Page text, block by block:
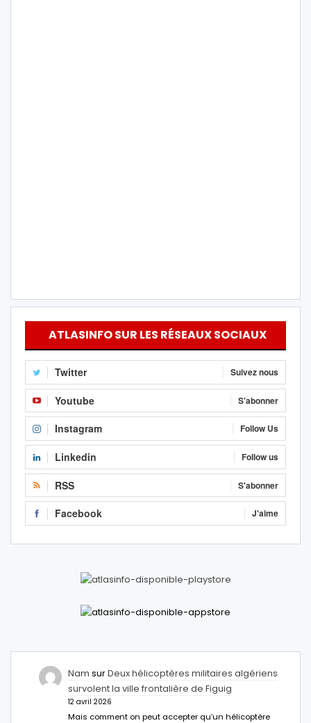
ATLASINFO SUR LES RÉSEAUX SOCIAUX
Twitter Suivez nous
Youtube S'abonner
Instagram Follow Us
Linkedin Follow us
RSS S'abonner
Facebook J'aime
Nam surDeux hélicoptères militaires algériens
survolent la ville frontalière de Figuig
12 avril 2026
Mais comment on peut accepter qu’un hélicoptère